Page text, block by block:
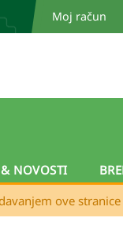
Moj račun
& NOVOSTI
ove